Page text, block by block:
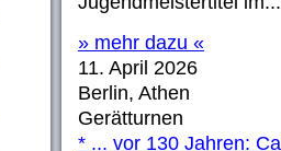
» mehr dazu «
11. April 2026
Berlin, Athen
Gerätturnen
* ... vor 130 Jahren: